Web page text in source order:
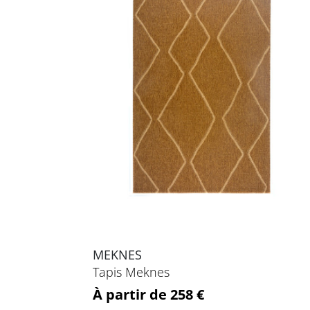
MEKNES
Tapis Meknes
Prix
À partir de 258 €